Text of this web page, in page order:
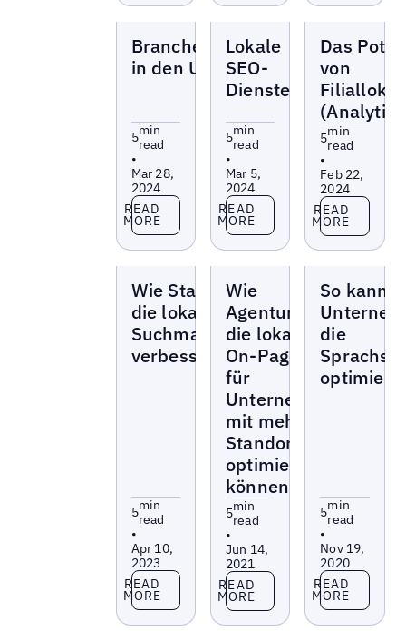
Branchenbücher
in den USA
5min
read
•
Mar 28,
2024
Read more
READ
MORE
Lokale
SEO-
Dienste
5min
read
•
Mar 5,
2024
Read more
READ
MORE
Das
von
5min
read
•
Feb 22,
2024
Read more
READ
MORE
Wie Standort-Landingpages
die lokale
Suchmaschinenoptimierung
verbessern
5min
read
•
Apr 10,
2023
Read more
READ
MORE
Wie
Agenturen
die lokale
On-Page-SEO
für
Unternehmen
mit mehreren
Standorten
optimieren
können
5min
read
•
Jun 14,
2021
Read more
READ
MORE
So kann
die
5min
read
•
Nov 19,
2020
Read more
READ
MORE